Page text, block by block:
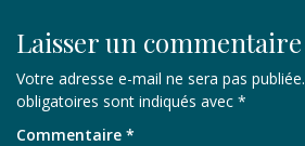
Laisser un commentaire
Votre adresse e-mail ne sera pas publiée.
obligatoires sont indiqués avec *
Commentaire *